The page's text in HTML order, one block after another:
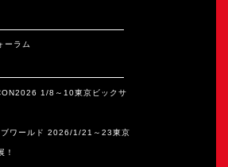
ーラム
1/8～10東京ビックサ
ブワールド 2026/1/21～23東京
！